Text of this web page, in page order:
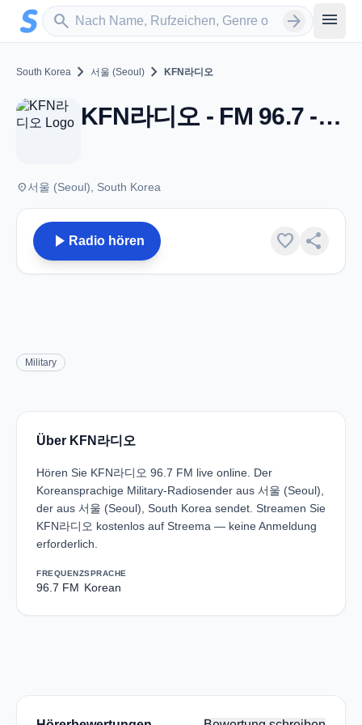
Zum Hauptinhalt springen
search
Sender suchen arrow_forward menu
South Korea chevron_right 서울 (Seoul) chevron_right KFN라디오
KFN라디오 - FM 96.7 - 서울 (Seoul)
place서울 (Seoul), South Korea
play_arrow Radio hören favorite share
Military
Über KFN라디오
Hören Sie KFN라디오 96.7 FM live online. Der
Koreansprachige Military-Radiosender aus 서울 (Seoul),
der aus 서울 (Seoul), South Korea sendet. Streamen Sie
KFN라디오 kostenlos auf Streema — keine Anmeldung
erforderlich.
FREQUENZ
96.7 FM
SPRACHE
Korean